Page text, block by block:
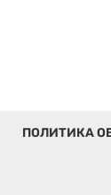
ПОЛИТИКА